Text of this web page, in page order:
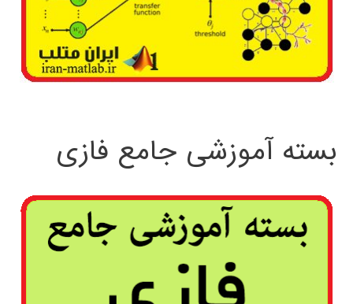
بسته آموزشی جامع فازی